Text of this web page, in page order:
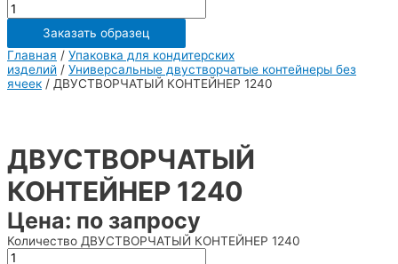
Заказать образец
Главная / Упаковка для кондитерских
изделий / Универсальные двустворчатые контейнеры без
ячеек / ДВУСТВОРЧАТЫЙ КОНТЕЙНЕР 1240
ДВУСТВОРЧАТЫЙ
КОНТЕЙНЕР 1240
Цена: по запросу
Количество ДВУСТВОРЧАТЫЙ КОНТЕЙНЕР 1240